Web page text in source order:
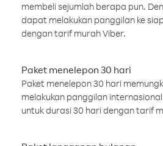
membeli sejumlah berapa pun.
dapat melakukan panggilan ke
dengan tarif murah Viber.
Paket menelepon 30 hari
Paket menelepon 30 hari
melakukan panggilan
untuk durasi 30 hari dengan tarif